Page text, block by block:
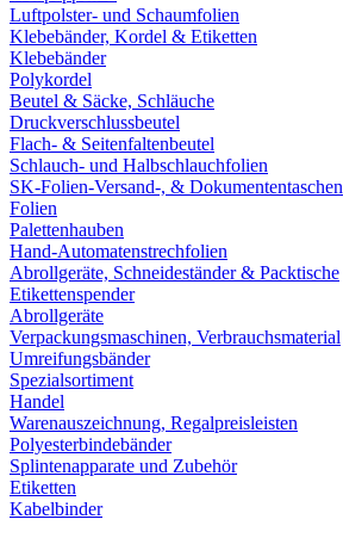
Luftpolster- und Schaumfolien
Klebebänder, Kordel & Etiketten
Klebebänder
Polykordel
Beutel & Säcke, Schläuche
Druckverschlussbeutel
Flach- & Seitenfaltenbeutel
Schlauch- und Halbschlauchfolien
SK-Folien-Versand-, & Dokumententaschen
Folien
Palettenhauben
Hand-Automatenstrechfolien
Abrollgeräte, Schneideständer & Packtische
Etikettenspender
Abrollgeräte
Verpackungsmaschinen, Verbrauchsmaterial
Umreifungsbänder
Spezialsortiment
Handel
Warenauszeichnung, Regalpreisleisten
Polyesterbindebänder
Splintenapparate und Zubehör
Etiketten
Kabelbinder